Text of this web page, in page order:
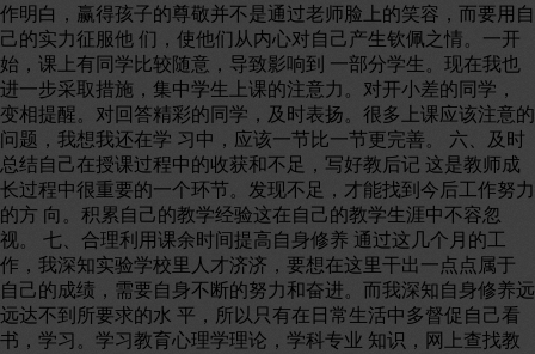
作明白，赢得孩子的尊敬并不是通过老师脸上的笑容，而要用自
己的实力征服他 们，使他们从内心对自己产生钦佩之情。一开
始，课上有同学比较随意，导致影响到 一部分学生。现在我也
进一步采取措施，集中学生上课的注意力。对开小差的同学，
变相提醒。对回答精彩的同学，及时表扬。很多上课应该注意的
问题，我想我还在学 习中，应该一节比一节更完善。 六、及时
总结自己在授课过程中的收获和不足，写好教后记 这是教师成
长过程中很重要的一个环节。发现不足，才能找到今后工作努力
的方 向。积累自己的教学经验这在自己的教学生涯中不容忽
视。 七、合理利用课余时间提高自身修养 通过这几个月的工
作，我深知实验学校里人才济济，要想在这里干出一点点属于
自己的成绩，需要自身不断的努力和奋进。而我深知自身修养远
远达不到所要求的水 平，所以只有在日常生活中多督促自己看
书，学习。学习教育心理学理论，学科专业 知识，网上查找教